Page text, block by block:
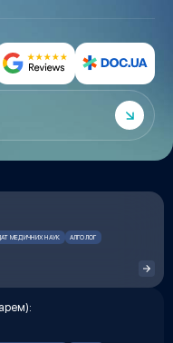
МЕДИЧНИХ НАУК АЛГОЛОГ